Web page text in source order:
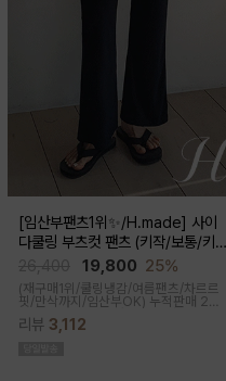
[임산부팬츠1위✨/H.made] 사이
다쿨링 부츠컷 팬츠 (키작/보통/키
19,800 25%
(재구매1위/쿨링냉감/여름팬츠/차르르
핏/만삭까지/임산부OK) 누적판매 2만
성이 뛰어나 쾌적한 착용감으로 여름시
리뷰 3,112